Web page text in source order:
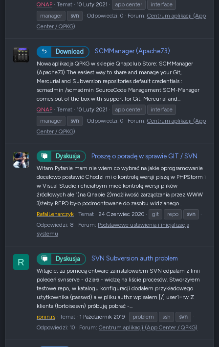
QNAP
Temat 10 Luty 2021 app center
interface
manager
svn Odpowiedzi: 0 Forum: Centrum aplikacji (App
Center / QPKG)
Download SCMManager (Apache73)
Nowa aplikacja QPKG w sklepie Qnapclub Store: SCMManager
(Apache73) The easiest way to share and manage your Git,
Mercurial and Subversion repositories default credentials :
scmadmin /scmadmin SourceCode Management SCM-Manager
comes out of the box with support for Git, Mercurial and...
QNAP
Temat 10 Luty 2021 app center
interface
manager
svn Odpowiedzi: 0 Forum: Centrum aplikacji (App
Center / QPKG)
Dyskusja Proszę o poradę w sprawie GIT / SVN
Witam Pytanie mam nie wiem co wybrać na jakie oprogramowanie
docelowo postawić Chodzi mi o kontrolę wersji piszę w PHPStorm i
w Visual Studio i chciałbym mieć kontrolę wersji plików
źródłowych ale 1)na Qnapie 2)możliwość zarządzania przez WWW
3)żeby REPO było podmontowane do zasobu widzianego...
RafalLenarczyk
Temat 24 Czerwiec 2020 git repo
svn
Odpowiedzi: 8
Forum: Podstawowe ustawienia i inicjalizacja
systemu
R Dyskusja SVN Subversion auth problem
Witajcie, za pomocą entware zainstalowałem SVN odpalam z linii
poleceń svnserve - działa - widzę na liście procesów. Stworzyłem
testowe repo, w katalogu konfiguracji dodałem przykładowego
użytkownika (passwd) a w pliku authz wpisałem [/] user1=rw Z
klienta (tortoisesvn) próbuję pobrać -...
ronin.rs
Temat 1 Październik 2019 problem ssh
svn
Odpowiedzi: 10
Forum: Centrum aplikacji (App Center / QPKG)